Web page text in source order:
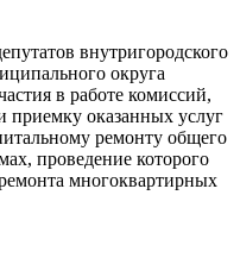
внутригородского
округа
в работе комиссий,
приемку оказанных услуг
ремонту общего
проведение которого
многоквартирных